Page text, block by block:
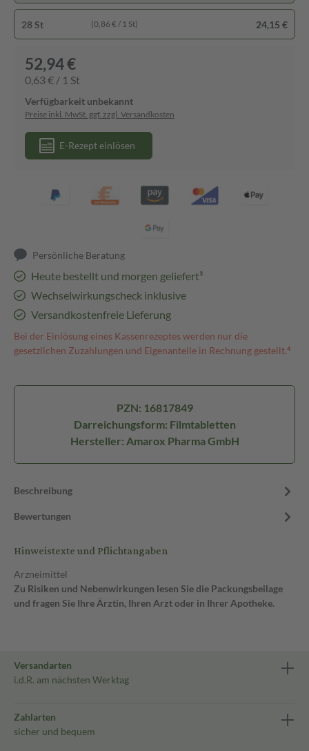
28 St (0,86 € / 1 St) 24,15 €
52,94 €
0,63 € / 1 St
Verfügbarkeit unbekannt
Preise inkl. MwSt. ggf. zzgl. Versandkosten
E-Rezept einlösen
Persönliche Beratung
Heute bestellt und morgen geliefert³
Wechselwirkungscheck inklusive
Versandkostenfreie Lieferung
Bei der Einlösung eines Kassenrezeptes werden nur die
gesetzlichen Zuzahlungen und Eigenanteile in Rechnung gestellt.⁴
PZN: 16817849
Darreichungsform: Filmtabletten
Hersteller: Amarox Pharma GmbH
Beschreibung
Bewertungen
Hinweistexte und Pflichtangaben
Arzneimittel
Zu Risiken und Nebenwirkungen lesen Sie die Packungsbeilage
und fragen Sie Ihre Ärztin, Ihren Arzt oder in Ihrer Apotheke.
Versandarten
i.d.R. am nächsten Werktag
Zahlarten
sicher und bequem